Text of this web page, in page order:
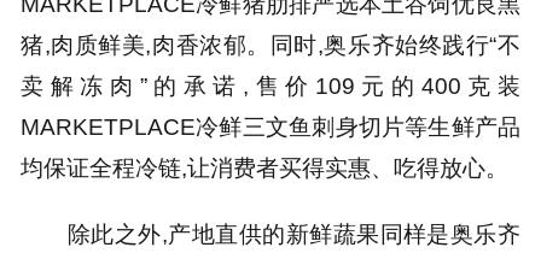
猪,肉质鲜美,肉香浓郁。同时,奥乐齐始终践行“不
卖解冻肉”的承诺,售价109元的400克装
MARKETPLACE冷鲜三文鱼刺身切片等生鲜产品
均保证全程冷链,让消费者买得实惠、吃得放心。
除此之外,产地直供的新鲜蔬果同样是奥乐齐